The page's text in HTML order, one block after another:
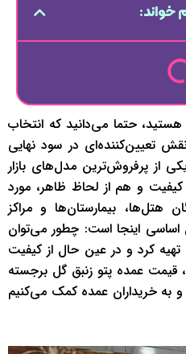
خواند:
حتما می‌دانید که انتخاب
تعیین‌کننده‌ای در سود نهایی
از پرفروش‌ترین مدل‌های بازار
و هم از لحاظ ظاهر، مورد
هتل‌ها، بیمارستان‌ها و مراکز
اساسی اینجا است: چطور می‌توان
کرد و در عین حال از کیفیت
قیمت عمده پتو زنبق گل برجسته
و به خریداران عمده کمک می‌کنیم